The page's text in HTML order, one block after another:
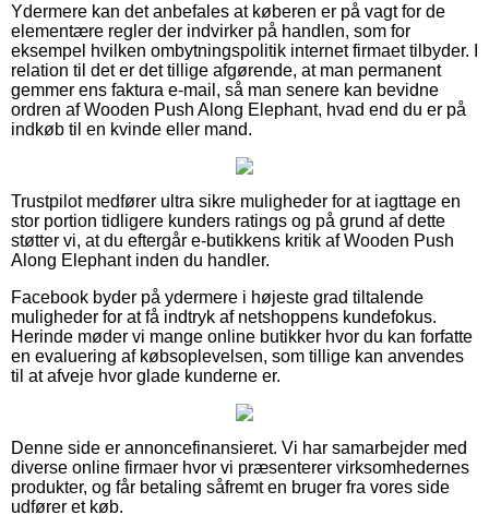
Ydermere kan det anbefales at køberen er på vagt for de
elementære regler der indvirker på handlen, som for
eksempel hvilken ombytningspolitik internet firmaet tilbyder. I
relation til det er det tillige afgørende, at man permanent
gemmer ens faktura e-mail, så man senere kan bevidne
ordren af Wooden Push Along Elephant, hvad end du er på
indkøb til en kvinde eller mand.
Trustpilot medfører ultra sikre muligheder for at iagttage en
stor portion tidligere kunders ratings og på grund af dette
støtter vi, at du eftergår e-butikkens kritik af Wooden Push
Along Elephant inden du handler.
Facebook byder på ydermere i højeste grad tiltalende
muligheder for at få indtryk af netshoppens kundefokus.
Herinde møder vi mange online butikker hvor du kan forfatte
en evaluering af købsoplevelsen, som tillige kan anvendes
til at afveje hvor glade kunderne er.
Denne side er annoncefinansieret. Vi har samarbejder med
diverse online firmaer hvor vi præsenterer virksomhedernes
produkter, og får betaling såfremt en bruger fra vores side
udfører et køb.